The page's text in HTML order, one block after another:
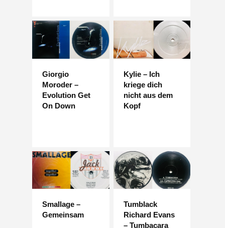
Giorgio
Moroder –
Evolution Get
On Down
Kylie – Ich
kriege dich
nicht aus dem
Kopf
Smallage –
Gemeinsam
Tumblack
Richard Evans
– Tumbacara